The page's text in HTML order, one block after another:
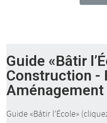
Guide «Bâtir
Construction -
Guide «Bâtir l’École»